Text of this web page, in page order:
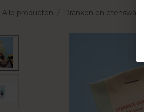
Alle producten Dranken en etenswaren